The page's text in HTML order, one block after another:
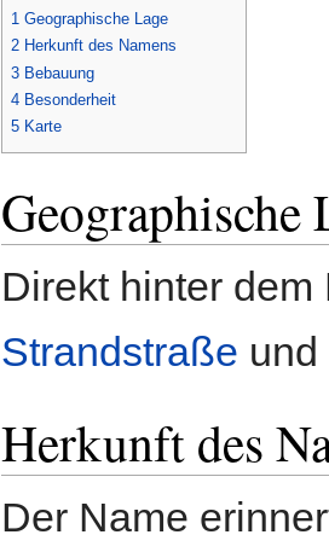
1 Geographische Lage
2 Herkunft des Namens
3 Bebauung
4 Besonderheit
5 Karte
Geographische
Direkt hinter
Strandstraße
Herkunft des
Der Name